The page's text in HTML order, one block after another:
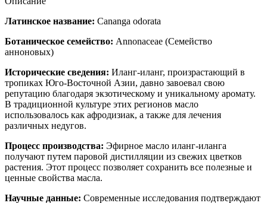
Латинское название: Cananga odorata
Ботаническое семейство: Annonaceae (Семейство
анноновых)
Исторические сведения: Иланг-иланг, произрастающий в
тропиках Юго-Восточной Азии, давно завоевал свою
репутацию благодаря экзотическому и уникальному аромату.
В традиционной культуре этих регионов масло
использовалось как афродизиак, а также для лечения
различных недугов.
Процесс производства: Эфирное масло иланг-иланга
получают путем паровой дистилляции из свежих цветков
растения. Этот процесс позволяет сохранить все полезные и
ценные свойства масла.
Научные данные: Современные исследования подтверждают